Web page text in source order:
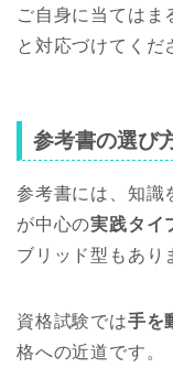
ご自身に当てはま
と対応づけてくだ
参考書の選び
参考書には、知識
が中心の実践タイ
ブリッド型もあり
資格試験では手を
格への近道です。